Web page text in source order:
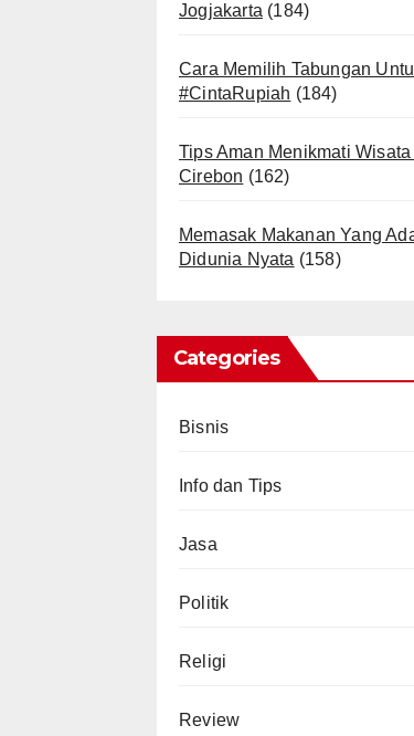
Jogjakarta (184)
Cara Memilih Tabungan
#CintaRupiah (184)
Tips Aman Menikmati
Cirebon (162)
Memasak Makanan Yang
Didunia Nyata (158)
Categories
Bisnis
Info dan Tips
Jasa
Politik
Religi
Review